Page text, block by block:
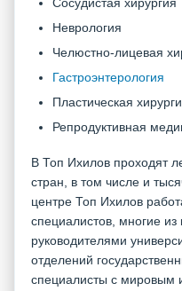
Неврология
Челюстно-лицевая
Гастроэнтерология
Пластическая
Репродуктивная
В Топ Ихилов проходят
стран, в том числе и
центре Топ Ихилов
специалистов, многие
руководителями
отделений
специалисты с мировым